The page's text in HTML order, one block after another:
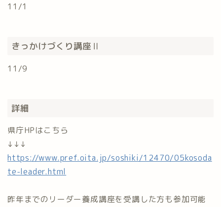
11/1
きっかけづくり講座Ⅱ
11/9
詳細
県庁HPはこちら
↓↓↓
https://www.pref.oita.jp/soshiki/12470/05kosoda
te-leader.html
昨年までのリーダー養成講座を受講した方も参加可能